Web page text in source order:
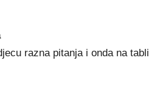
razna pitanja i onda na tabli